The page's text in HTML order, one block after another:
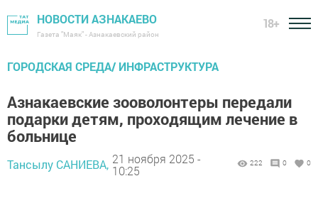
НОВОСТИ АЗНАКАЕВО
Газета "Маяк" - Азнакаевский район
18+
ГОРОДСКАЯ СРЕДА/ ИНФРАСТРУКТУРА
Азнакаевские зооволонтеры передали
подарки детям, проходящим лечение в
больнице
Тансылу САНИЕВА, 21 ноября 2025 -
10:25
222 0 0